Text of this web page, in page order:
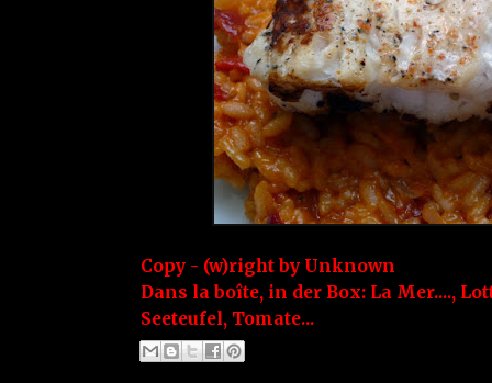
Copy - (w)right by Unknown
Dans la boîte, in der Box: La Mer....,
Seeteufel, Tomate...